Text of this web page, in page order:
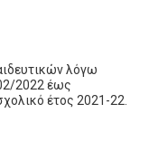
λόγω
2022 έως
έτος 2021-22.